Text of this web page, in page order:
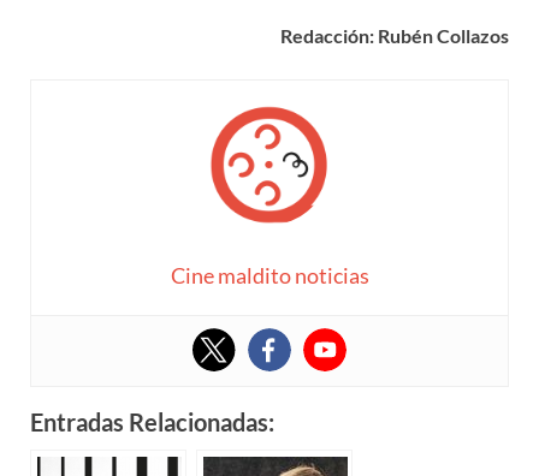
Redacción: Rubén Collazos
Cine maldito noticias
Entradas Relacionadas: